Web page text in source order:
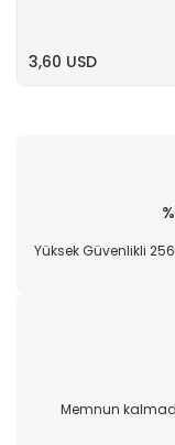
3,60 USD
Yüksek Güvenlikli
Memnun